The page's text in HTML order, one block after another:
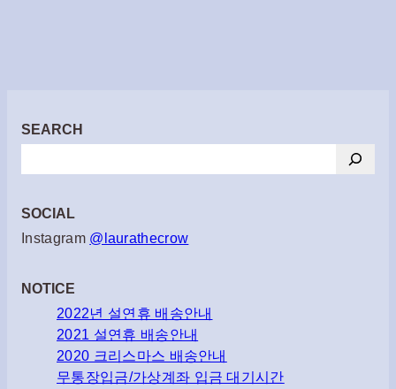
SEARCH
색
SOCIAL
Instagram @laurathecrow
NOTICE
2022년 설연휴 배송안내
2021 설연휴 배송안내
2020 크리스마스 배송안내
무통장입금/가상계좌 입금 대기시간